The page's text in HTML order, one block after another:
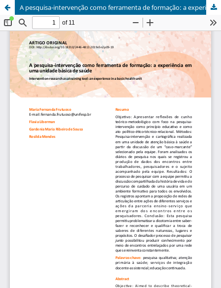
A pesquisa-intervenção como ferramenta de formação: a experiência em uma unidade básica de saúde